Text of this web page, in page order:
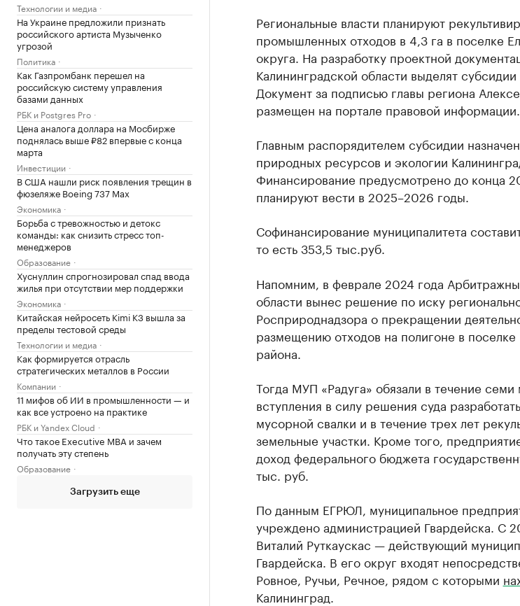
Технологии и медиа
На Украине предложили признать
российского артиста Музыченко
угрозой
Политика
Как Газпромбанк перешел на
российскую систему управления
базами данных
РБК и Postgres Pro
Цена аналога доллара на Мосбирже
поднялась выше ₽82 впервые с конца
марта
Инвестиции
В США нашли риск появления трещин в
фюзеляже Boeing 737 Max
Экономика
Борьба с тревожностью и детокс
команды: как снизить стресс топ-
менеджеров
Образование
Хуснуллин спрогнозировал спад ввода
жилья при отсутствии мер поддержки
Экономика
Китайская нейросеть Kimi K3 вышла за
пределы тестовой среды
Технологии и медиа
Как формируется отрасль
стратегических металлов в России
Компании
11 мифов об ИИ в промышленности — и
как все устроено на практике
РБК и Yandex Cloud
Что такое Executive MBA и зачем
получать эту степень
Образование
Загрузить еще
Региональные власти планируют
промышленных отходов в 4,3 га в поселке
округа. На разработку проектной
Калининградской области выделят
Документ за подписью главы региона
размещен на портале правовой информации.
Главным распорядителем субсидии
природных ресурсов и экологии
Финансирование предусмотрено до конца
планируют вести в 2025–2026 годы.
Софинансирование муниципалитета
то есть 353,5 тыс.руб.
Напомним, в феврале 2024 года
области вынес решение по иску
Росприроднадзора о прекращении
размещению отходов на полигоне в поселке
района.
Тогда МУП «Радуга» обязали в течение
вступления в силу решения суда
мусорной свалки и в течение трех лет
земельные участки. Кроме того,
доход федерального бюджета
тыс. руб.
По данным ЕГРЮЛ, муниципальное
учреждено администрацией Гвардейска. С
Виталий Руткаускас — действующий
Гвардейска. В его округ входят
Ровное, Ручьи, Речное, рядом с которыми
Калининград.